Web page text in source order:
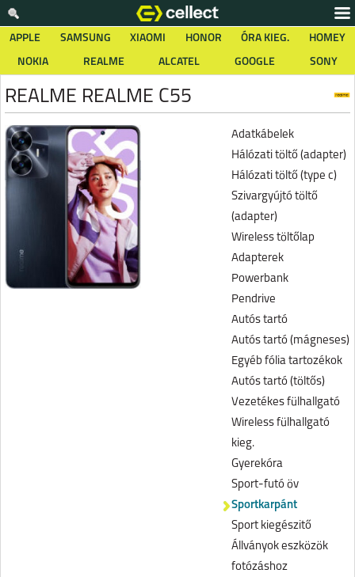
APPLE SAMSUNG XIAOMI HONOR ÓRA KIEG.
HOMEY
NOKIA
REALME ALCATEL GOOGLE SONY
REALME REALME C55
Adatkábelek
Hálózati töltő (adapter)
Hálózati töltő (type c)
Szivargyújtó töltő
(adapter)
Wireless töltőlap
Adapterek
Powerbank
Pendrive
Autós tartó
Autós tartó (mágneses)
Egyéb fólia tartozékok
Autós tartó (töltős)
Vezetékes fülhallgató
Wireless fülhallgató
kieg.
Gyerekóra
Sport-futó öv
Sportkarpánt
Sport kiegészitő
Állványok eszközök
fotózáshoz